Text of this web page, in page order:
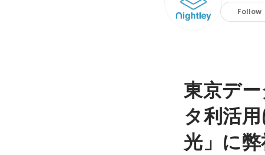
Follow
東京デ
タ利活
光」に